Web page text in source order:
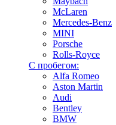
McLaren
Mercedes-Benz
MINI
Porsche
Rolls-Royce
С пробегом:
Alfa Romeo
Aston Martin
Audi
Bentley
BMW